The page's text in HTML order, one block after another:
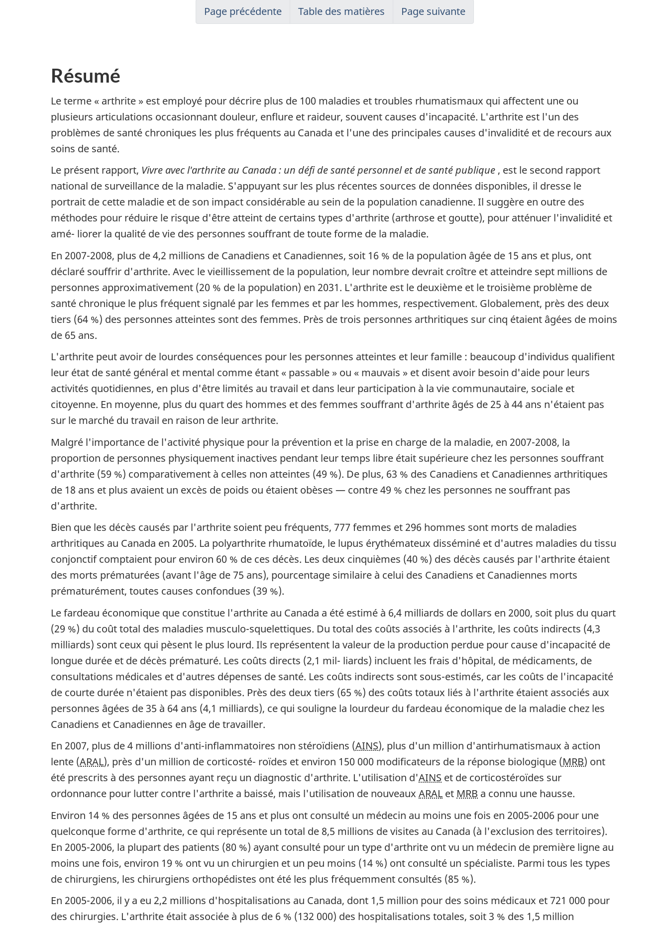
Page précédente Table des matières Page suivante
Résumé
Le terme « arthrite » est employé pour décrire plus de 100 maladies et troubles rhumatismaux qui affectent une ou
plusieurs articulations occasionnant douleur, enflure et raideur, souvent causes d'incapacité. L'arthrite est l'un des
problèmes de santé chroniques les plus fréquents au Canada et l'une des principales causes d'invalidité et de recours aux
soins de santé.
Le présent rapport, Vivre avec l'arthrite au Canada : un défi de santé personnel et de santé publique , est le second rapport
national de surveillance de la maladie. S'appuyant sur les plus récentes sources de données disponibles, il dresse le
portrait de cette maladie et de son impact considérable au sein de la population canadienne. Il suggère en outre des
méthodes pour réduire le risque d'être atteint de certains types d'arthrite (arthrose et goutte), pour atténuer l'invalidité et
amé- liorer la qualité de vie des personnes souffrant de toute forme de la maladie.
En 2007-2008, plus de 4,2 millions de Canadiens et Canadiennes, soit 16 % de la population âgée de 15 ans et plus, ont
déclaré souffrir d'arthrite. Avec le vieillissement de la population, leur nombre devrait croître et atteindre sept millions de
personnes approximativement (20 % de la population) en 2031. L'arthrite est le deuxième et le troisième problème de
santé chronique le plus fréquent signalé par les femmes et par les hommes, respectivement. Globalement, près des deux
tiers (64 %) des personnes atteintes sont des femmes. Près de trois personnes arthritiques sur cinq étaient âgées de moins
de 65 ans.
L'arthrite peut avoir de lourdes conséquences pour les personnes atteintes et leur famille : beaucoup d'individus qualifient
leur état de santé général et mental comme étant « passable » ou « mauvais » et disent avoir besoin d'aide pour leurs
activités quotidiennes, en plus d'être limités au travail et dans leur participation à la vie communautaire, sociale et
citoyenne. En moyenne, plus du quart des hommes et des femmes souffrant d'arthrite âgés de 25 à 44 ans n'étaient pas
sur le marché du travail en raison de leur arthrite.
Malgré l'importance de l'activité physique pour la prévention et la prise en charge de la maladie, en 2007-2008, la
proportion de personnes physiquement inactives pendant leur temps libre était supérieure chez les personnes souffrant
d'arthrite (59 %) comparativement à celles non atteintes (49 %). De plus, 63 % des Canadiens et Canadiennes arthritiques
de 18 ans et plus avaient un excès de poids ou étaient obèses — contre 49 % chez les personnes ne souffrant pas
d'arthrite.
Bien que les décès causés par l'arthrite soient peu fréquents, 777 femmes et 296 hommes sont morts de maladies
arthritiques au Canada en 2005. La polyarthrite rhumatoïde, le lupus érythémateux disséminé et d'autres maladies du tissu
conjonctif comptaient pour environ 60 % de ces décès. Les deux cinquièmes (40 %) des décès causés par l'arthrite étaient
des morts prématurées (avant l'âge de 75 ans), pourcentage similaire à celui des Canadiens et Canadiennes morts
prématurément, toutes causes confondues (39 %).
Le fardeau économique que constitue l'arthrite au Canada a été estimé à 6,4 milliards de dollars en 2000, soit plus du quart
(29 %) du coût total des maladies musculo-squelettiques. Du total des coûts associés à l'arthrite, les coûts indirects (4,3
milliards) sont ceux qui pèsent le plus lourd. Ils représentent la valeur de la production perdue pour cause d'incapacité de
longue durée et de décès prématuré. Les coûts directs (2,1 mil- liards) incluent les frais d'hôpital, de médicaments, de
consultations médicales et d'autres dépenses de santé. Les coûts indirects sont sous-estimés, car les coûts de l'incapacité
de courte durée n'étaient pas disponibles. Près des deux tiers (65 %) des coûts totaux liés à l'arthrite étaient associés aux
personnes âgées de 35 à 64 ans (4,1 milliards), ce qui souligne la lourdeur du fardeau économique de la maladie chez les
Canadiens et Canadiennes en âge de travailler.
En 2007, plus de 4 millions d'anti-inflammatoires non stéroïdiens (AINS), plus d'un million d'antirhumatismaux à action
lente (ARAL), près d'un million de corticosté- roïdes et environ 150 000 modificateurs de la réponse biologique (MRB) ont
été prescrits à des personnes ayant reçu un diagnostic d'arthrite. L'utilisation d'AINS et de corticostéroïdes sur
ordonnance pour lutter contre l'arthrite a baissé, mais l'utilisation de nouveaux ARAL et MRB a connu une hausse.
Environ 14 % des personnes âgées de 15 ans et plus ont consulté un médecin au moins une fois en 2005-2006 pour une
quelconque forme d'arthrite, ce qui représente un total de 8,5 millions de visites au Canada (à l'exclusion des territoires).
En 2005-2006, la plupart des patients (80 %) ayant consulté pour un type d'arthrite ont vu un médecin de première ligne au
moins une fois, environ 19 % ont vu un chirurgien et un peu moins (14 %) ont consulté un spécialiste. Parmi tous les types
de chirurgiens, les chirurgiens orthopédistes ont été les plus fréquemment consultés (85 %).
En 2005-2006, il y a eu 2,2 millions d'hospitalisations au Canada, dont 1,5 million pour des soins médicaux et 721 000 pour
des chirurgies. L'arthrite était associée à plus de 6 % (132 000) des hospitalisations totales, soit 3 % des 1,5 million